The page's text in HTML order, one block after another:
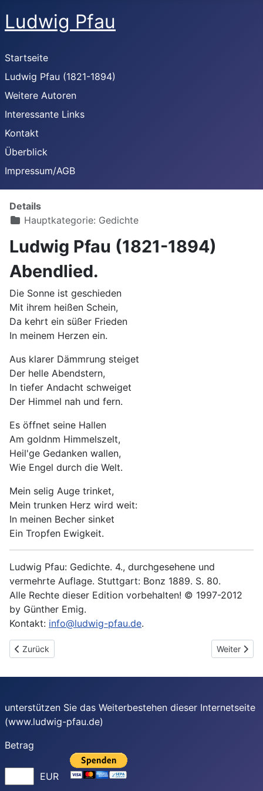
Ludwig Pfau
Startseite
Ludwig Pfau (1821-1894)
Weitere Autoren
Interessante Links
Kontakt
Überblick
Impressum/AGB
Details
Hauptkategorie: Gedichte
Ludwig Pfau (1821-1894)
Abendlied.
Die Sonne ist geschieden
Mit ihrem heißen Schein,
Da kehrt ein süßer Frieden
In meinem Herzen ein.
Aus klarer Dämmrung steiget
Der helle Abendstern,
In tiefer Andacht schweiget
Der Himmel nah und fern.
Es öffnet seine Hallen
Am goldnm Himmelszelt,
Heil'ge Gedanken wallen,
Wie Engel durch die Welt.
Mein selig Auge trinket,
Mein trunken Herz wird weit:
In meinen Becher sinket
Ein Tropfen Ewigkeit.
Ludwig Pfau: Gedichte. 4., durchgesehene und
vermehrte Auflage. Stuttgart: Bonz 1889. S. 80.
Alle Rechte dieser Edition vorbehalten! © 1997-2012
by Günther Emig.
Kontakt: info@ludwig-pfau.de.
Vorheriger Beitrag: Abendsegen
Zurück Nächster
Weiter
unterstützen Sie das Weiterbestehen dieser Internetseite
(www.ludwig-pfau.de)
Betrag
EUR